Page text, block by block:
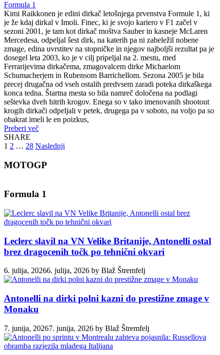
Formula 1
Kimi Raikkonen je edini dirkač letošnjega prvenstva Formule 1, ki
je že kdaj dirkal v Imoli. Finec, ki je svojo kariero v F1 začel v
sezoni 2001, je tam kot dirkač moštva Sauber in kasneje McLaren
Mercedesa, odpeljal šest dirk, na katerih pa ni zabeležil nobene
zmage, edina uvrstitev na stopničke in njegov najboljši rezultat pa je
dosegel leta 2003, ko je v cilj pripeljal na 2. mestu, med
Ferrarijevima dirkačema, zmagovalcem dirke Michaelom
Schumacherjem in Rubensom Barrichellom. Sezona 2005 je bila
precej drugačna od vseh ostalih predvsem zaradi poteka dirkaškega
konca tedna. Štartna mesta so bila namreč določena na podlagi
seštevka dveh hitrih krogov. Enega so v tako imenovanih shootout
krogih dirkači odpeljali v petek, drugega pa v soboto, na voljo pa so
obakrat imeli le en poizkus,
Preberi več
SHARE
Številčenje
prispevkov
1 2 … 28 Naslednji
MOTOGP
Formula 1
Leclerc slavil na VN Velike Britanije, Antonelli ostal
brez dragocenih točk po tehnični okvari
6. julija, 20266. julija, 2026 by Blaž Štremfelj
Antonelli na dirki polni kazni do prestižne zmage v
Monaku
7. junija, 20267. junija, 2026 by Blaž Štremfelj